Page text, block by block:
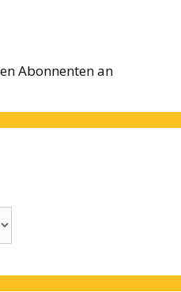
Abonnenten an